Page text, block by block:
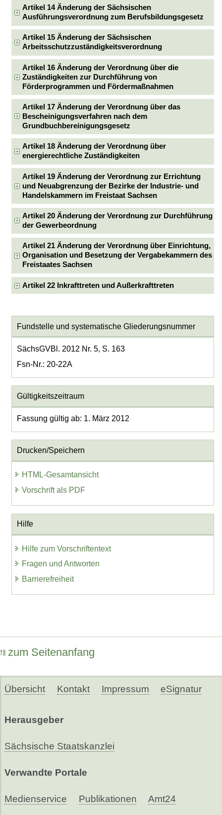
Artikel 14 Änderung der Sächsischen
Ausführungsverordnung zum Berufsbildungsgesetz
Artikel 15 Änderung der Sächsischen
Arbeitsschutzzuständigkeitsverordnung
Artikel 16 Änderung der Verordnung über die
Zuständigkeiten zur Durchführung von
Förderprogrammen und Fördermaßnahmen
Artikel 17 Änderung der Verordnung über das
Bescheinigungsverfahren nach dem
Grundbuchbereinigungsgesetz
Artikel 18 Änderung der Verordnung über
energierechtliche Zuständigkeiten
Artikel 19 Änderung der Verordnung zur Errichtung
und Neuabgrenzung der Bezirke der Industrie- und
Handelskammern im Freistaat Sachsen
Artikel 20 Änderung der Verordnung zur Durchführung
der Gewerbeordnung
Artikel 21 Änderung der Verordnung über Einrichtung,
Organisation und Besetzung der Vergabekammern des
Freistaates Sachsen
Artikel 22 Inkrafttreten und Außerkrafttreten
Fundstelle und systematische Gliederungsnummer
SächsGVBl. 2012 Nr. 5, S. 163
Fsn-Nr.: 20-22A
Gültigkeitszeitraum
Fassung gültig ab: 1. März 2012
Drucken/Speichern
HTML-Gesamtansicht
Vorschrift als PDF
Hilfe
Hilfe zum Vorschriftentext
Fragen und Antworten
Barrierefreiheit
zum Seitenanfang
Übersicht Kontakt Impressum eSignatur
Herausgeber
Sächsische Staatskanzlei
Verwandte Portale
Medienservice Publikationen Amt24